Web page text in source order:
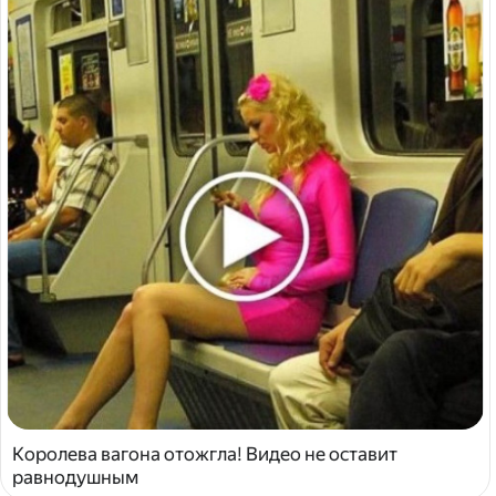
Королева вагона отожгла! Видео не оставит
равнодушным